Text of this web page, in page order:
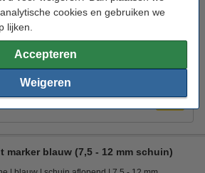
cookies en gebruiken we
lijken.
Accepteren
Weigeren
permanent marker blauw (5 - 14
marker blauw (7,5 - 12 mm schuin)